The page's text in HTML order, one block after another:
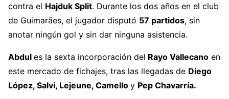
contra el Hajduk Split. Durante los dos años en el club
de Guimarães, el jugador disputó 57 partidos, sin
anotar ningún gol y sin dar ninguna asistencia.
Abdul es la sexta incorporación del Rayo Vallecano en
este mercado de fichajes, tras las llegadas de Diego
López, Salvi, Lejeune, Camello y Pep Chavarría.